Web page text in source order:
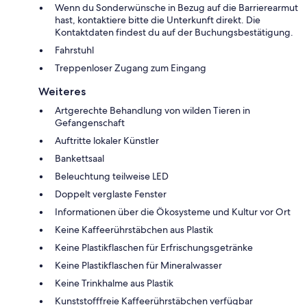
Wenn du Sonderwünsche in Bezug auf die Barrierearmut
hast, kontaktiere bitte die Unterkunft direkt. Die
Kontaktdaten findest du auf der Buchungsbestätigung.
Fahrstuhl
Treppenloser Zugang zum Eingang
Weiteres
Artgerechte Behandlung von wilden Tieren in
Gefangenschaft
Auftritte lokaler Künstler
Bankettsaal
Beleuchtung teilweise LED
Doppelt verglaste Fenster
Informationen über die Ökosysteme und Kultur vor Ort
Keine Kaffeerührstäbchen aus Plastik
Keine Plastikflaschen für Erfrischungsgetränke
Keine Plastikflaschen für Mineralwasser
Keine Trinkhalme aus Plastik
Kunststofffreie Kaffeerührstäbchen verfügbar